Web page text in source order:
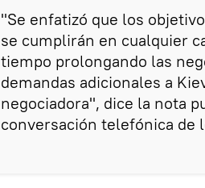
"Se enfatizó que los
se cumplirán en cualquier
tiempo prolongando las
demandas adicionales a
negociadora", dice la nota
conversación telefónica de